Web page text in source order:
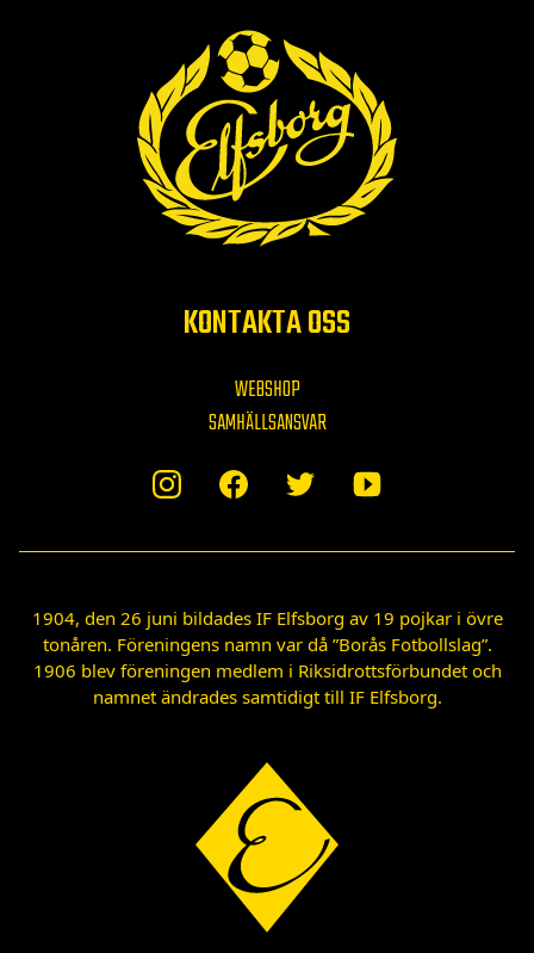
KONTAKTA OSS
WEBSHOP
SAMHÄLLSANSVAR
1904, den 26 juni bildades IF Elfsborg av 19 pojkar i övre
tonåren. Föreningens namn var då ”Borås Fotbollslag”.
1906 blev föreningen medlem i Riksidrottsförbundet och
namnet ändrades samtidigt till IF Elfsborg.